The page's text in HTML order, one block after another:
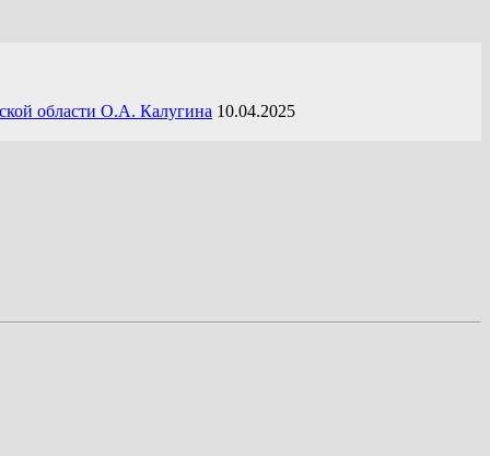
области О.А. Калугина 10.04.2025